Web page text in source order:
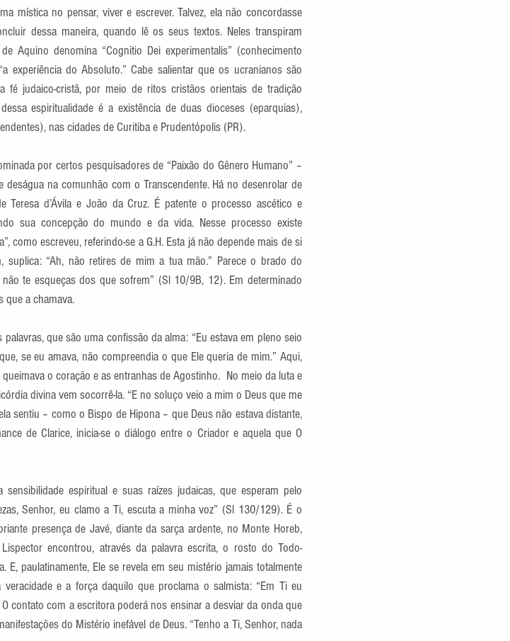
mística no pensar, viver e escrever. Talvez, ela não concordasse
dessa maneira, quando lê os seus textos. Neles transpiram
Aquino denomina “Cognitio Dei experimentalis” (conhecimento
experiência do Absoluto.” Cabe salientar que os ucranianos são
fé judaico-cristã, por meio de ritos cristãos orientais de tradição
espiritualidade é a existência de duas dioceses (eparquias),
nas cidades de Curitiba e Prudentópolis (PR).
por certos pesquisadores de “Paixão do Gênero Humano” –
na comunhão com o Transcendente. Há no desenrolar de
Teresa d’Ávila e João da Cruz. É patente o processo ascético e
sua concepção do mundo e da vida. Nesse processo existe
como escreveu, referindo-se a G.H. Esta já não depende mais de si
suplica: “Ah, não retires de mim a tua mão.” Parece o brado do
te esqueças dos que sofrem” (Sl 10/9B, 12). Em determinado
que a chamava.
que são uma confissão da alma: “Eu estava em pleno seio
se eu amava, não compreendia o que Ele queria de mim.” Aqui,
o coração e as entranhas de Agostinho.  No meio da luta e
divina vem socorrê-la. “E no soluço veio a mim o Deus que me
sentiu – como o Bispo de Hipona – que Deus não estava distante,
de Clarice, inicia-se o diálogo entre o Criador e aquela que O
espiritual e suas raízes judaicas, que esperam pelo
Senhor, eu clamo a Ti, escuta a minha voz” (Sl 130/129). É o
presença de Javé, diante da sarça ardente, no Monte Horeb,
encontrou, através da palavra escrita, o rosto do Todo-
paulatinamente, Ele se revela em seu mistério jamais totalmente
veracidade e a força daquilo que proclama o salmista: “Em Ti eu
contato com a escritora poderá nos ensinar a desviar da onda que
do Mistério inefável de Deus. “Tenho a Ti, Senhor, nada